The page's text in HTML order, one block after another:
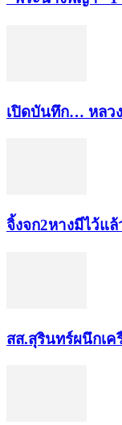
เปิดบันทึก… หลว
จิ้งจก​2​หาง​มีไว้แ
สส.สุรินทร์ผนึกเ